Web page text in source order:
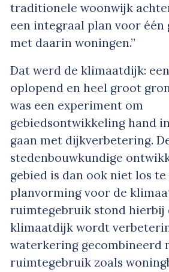
traditionele woonwijk
een integraal plan voor één
met daarin woningen.”
Dat werd de klimaatdijk:
oplopend en heel groot
was een experiment om
gebiedsontwikkeling hand
gaan met dijkverbetering.
stedenbouwkundige
gebied is dan ook niet los te
planvorming voor de
ruimtegebruik stond hierbij
klimaatdijk wordt
waterkering gecombineerd
ruimtegebruik zoals